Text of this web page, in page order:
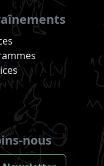
nous